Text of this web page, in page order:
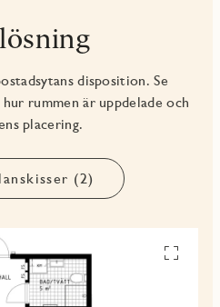
disposition. Se
rummen är uppdelade och
placering.
(2)
Se